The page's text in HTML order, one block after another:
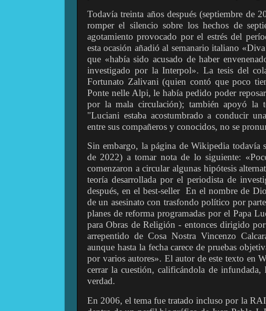
Todavía treinta años después (septiembre de
romper el silencio sobre los hechos de
agotamiento provocado por el estrés del
esta ocasión añadió al semanario italiano
que «había sido acusado de haber
investigado por la Interpol». La tesis del
Fortunato Zalivani (quien contó que poco
Ponte nelle Alpi, le había pedido poder
por la mala circulación); también apoyó la
"Luciani estaba acostumbrado a conducir
entre sus compañeros y conocidos, no se
Sin embargo, la página de Wikipedia todavía
de 2022) a tomar nota de lo siguiente:
comenzaron a circular algunas hipótesis
teoría desarrollada por el periodista de
después, en el best-seller En el nombre de
de un asesinato con trasfondo político por
planes de reforma programadas por el Papa
para Obras de Religión - entonces dirigido
arrepentido de Cosa Nostra Vincenzo
aunque hasta la fecha carece de pruebas
por varios autores». El autor de este texto en
cerrar la cuestión, calificándola de
verdad.
En 2006, el tema fue tratado incluso por la